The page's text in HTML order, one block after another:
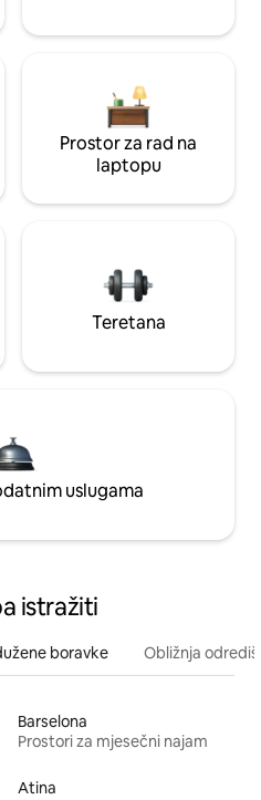
Prostor za rad na
laptopu
Teretana
uslugama
istražiti
boravke Obližnja
Barselona
Prostori za mjesečni najam
Atina